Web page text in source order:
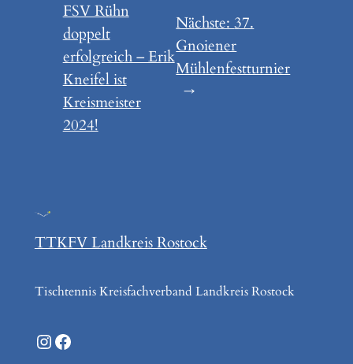
FSV Rühn
doppelt
erfolgreich – Erik
Kneifel ist
Kreismeister
2024!
Nächste:37.
Gnoiener
Mühlenfestturnier
→
TTKFV Landkreis Rostock
Tischtennis Kreisfachverband Landkreis Rostock
Instagram Facebook